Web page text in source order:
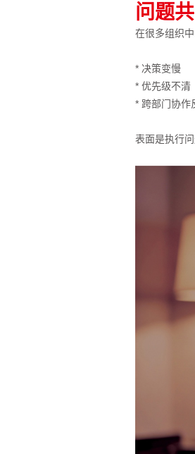
问题
在很多组织
* 决策变慢
* 优先级不清
* 跨部门协作
表面是执行